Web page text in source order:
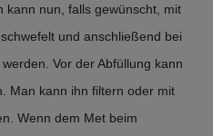
kann nun, falls gewünscht, mit
und anschließend bei
Vor der Abfüllung kann
Man kann ihn filtern oder mit
Wenn dem Met beim